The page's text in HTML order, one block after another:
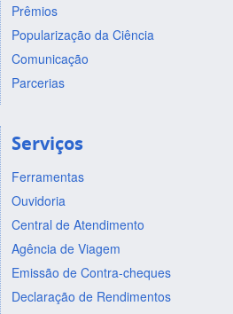
Prêmios
Popularização da Ciência
Comunicação
Parcerias
Serviços
Ferramentas
Ouvidoria
Central de Atendimento
Agência de Viagem
Emissão de Contra-cheques
Declaração de Rendimentos